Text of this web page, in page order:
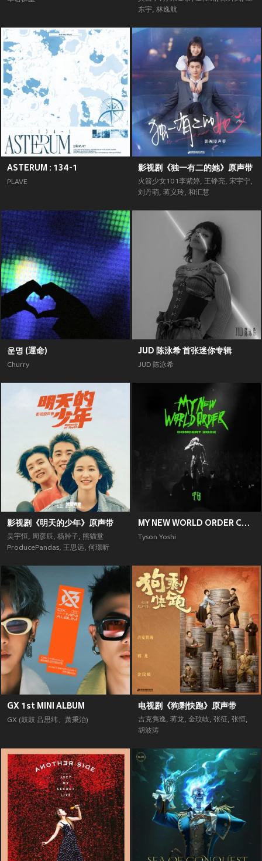
东宇, 林逸航
ASTERUM : 134-1
PLAVE
影视剧《独一有二的她》原声带
火箭少女101李紫婷, 王铮亮, 宋宇宁,
刘丹萌, 蒋义玲, 和汇慧
운명 (運命)
Churry
JUD 陈泳希 首张迷你专辑
JUD 陈泳希
影视剧《明天的少年》原声带
吴宇恒, 周彦辰, 杨肸子, 熊猫堂
ProducePandas, 王思远, 何璟昕
MY NEW WORLD ORDER CONCERT 2022
Tyson Yoshi
GX 1st MINI ALBUM
GX (鼓鼓 吕思纬、萧秉治)
电视剧《狗剩快跑》原声带
吉克隽逸, 蒋龙, 金玟岐, 张征, 张恒,
胡波涛